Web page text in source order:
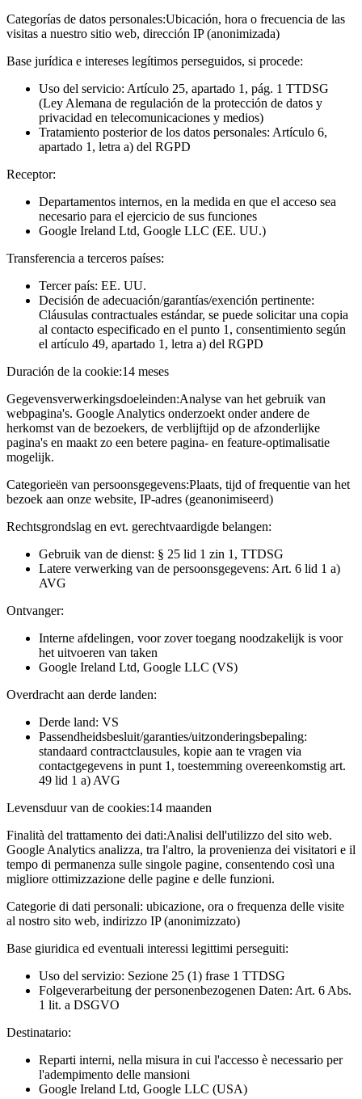
Categorías de datos personales:Ubicación, hora o frecuencia de las
visitas a nuestro sitio web, dirección IP (anonimizada)
Base jurídica e intereses legítimos perseguidos, si procede:
Uso del servicio: Artículo 25, apartado 1, pág. 1 TTDSG
(Ley Alemana de regulación de la protección de datos y
privacidad en telecomunicaciones y medios)
Tratamiento posterior de los datos personales: Artículo 6,
apartado 1, letra a) del RGPD
Receptor:
Departamentos internos, en la medida en que el acceso sea
necesario para el ejercicio de sus funciones
Google Ireland Ltd, Google LLC (EE. UU.)
Transferencia a terceros países:
Tercer país: EE. UU.
Decisión de adecuación/garantías/exención pertinente:
Cláusulas contractuales estándar, se puede solicitar una copia
al contacto especificado en el punto 1, consentimiento según
el artículo 49, apartado 1, letra a) del RGPD
Duración de la cookie:14 meses
Gegevensverwerkingsdoeleinden:Analyse van het gebruik van
webpagina's. Google Analytics onderzoekt onder andere de
herkomst van de bezoekers, de verblijftijd op de afzonderlijke
pagina's en maakt zo een betere pagina- en feature-optimalisatie
mogelijk.
Categorieën van persoonsgegevens:Plaats, tijd of frequentie van het
bezoek aan onze website, IP-adres (geanonimiseerd)
Rechtsgrondslag en evt. gerechtvaardigde belangen:
Gebruik van de dienst: § 25 lid 1 zin 1, TTDSG
Latere verwerking van de persoonsgegevens: Art. 6 lid 1 a)
AVG
Ontvanger:
Interne afdelingen, voor zover toegang noodzakelijk is voor
het uitvoeren van taken
Google Ireland Ltd, Google LLC (VS)
Overdracht aan derde landen:
Derde land: VS
Passendheidsbesluit/garanties/uitzonderingsbepaling:
standaard contractclausules, kopie aan te vragen via
contactgegevens in punt 1, toestemming overeenkomstig art.
49 lid 1 a) AVG
Levensduur van de cookies:14 maanden
Finalità del trattamento dei dati:Analisi dell'utilizzo del sito web.
Google Analytics analizza, tra l'altro, la provenienza dei visitatori e il
tempo di permanenza sulle singole pagine, consentendo così una
migliore ottimizzazione delle pagine e delle funzioni.
Categorie di dati personali: ubicazione, ora o frequenza delle visite
al nostro sito web, indirizzo IP (anonimizzato)
Base giuridica ed eventuali interessi legittimi perseguiti:
Uso del servizio: Sezione 25 (1) frase 1 TTDSG
Folgeverarbeitung der personenbezogenen Daten: Art. 6 Abs.
1 lit. a DSGVO
Destinatario:
Reparti interni, nella misura in cui l'accesso è necessario per
l'adempimento delle mansioni
Google Ireland Ltd, Google LLC (USA)